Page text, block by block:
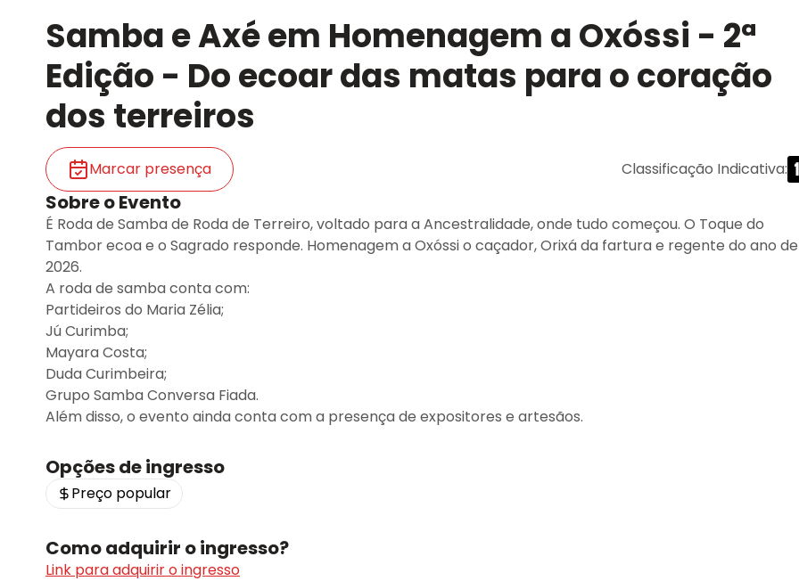
Samba e Axé em Homenagem a Oxóssi - 2ª
Edição - Do ecoar das matas para o coração
dos terreiros
Marcar presença Classificação Indicativa:
Sobre o Evento
É Roda de Samba de Roda de Terreiro, voltado para a Ancestralidade, onde tudo começou. O Toque do
Tambor ecoa e o Sagrado responde. Homenagem a Oxóssi o caçador, Orixá da fartura e regente do ano de
2026.
A roda de samba conta com:
Partideiros do Maria Zélia;
Jú Curimba;
Mayara Costa;
Duda Curimbeira;
Grupo Samba Conversa Fiada.
Além disso, o evento ainda conta com a presença de expositores e artesãos.
Opções de ingresso
Preço popular
Como adquirir o ingresso?
Link para adquirir o ingresso